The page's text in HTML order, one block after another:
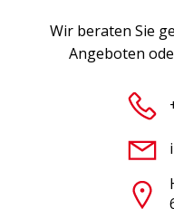
Wir beraten Sie
Angeboten